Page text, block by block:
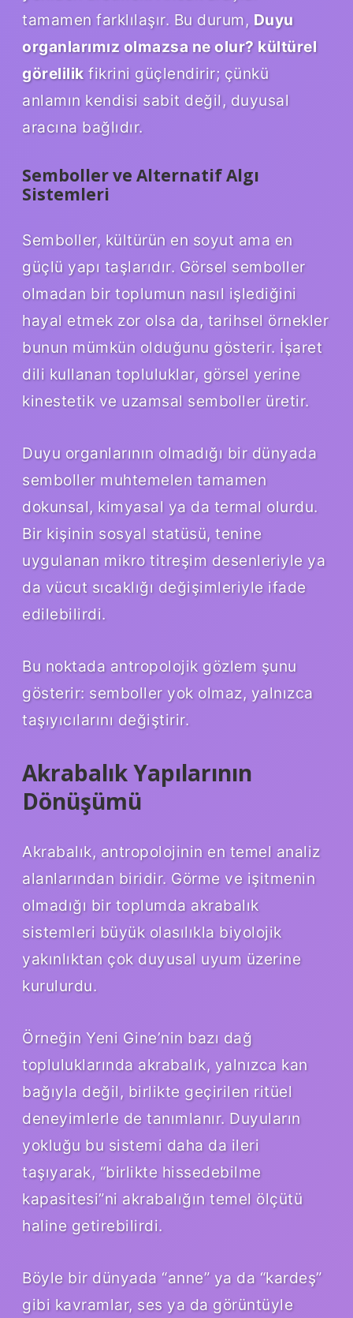
tamamen farklılaşır. Bu durum, Duyu
organlarımız olmazsa ne olur? kültürel
görelilikfikrini güçlendirir; çünkü
anlamın kendisi sabit değil, duyusal
aracına bağlıdır.
Semboller ve Alternatif Algı
Sistemleri
Semboller, kültürün en soyut ama en
güçlü yapı taşlarıdır. Görsel semboller
olmadan bir toplumun nasıl işlediğini
hayal etmek zor olsa da, tarihsel örnekler
bunun mümkün olduğunu gösterir. İşaret
dili kullanan topluluklar, görsel yerine
kinestetik ve uzamsal semboller üretir.
Duyu organlarının olmadığı bir dünyada
semboller muhtemelen tamamen
dokunsal, kimyasal ya da termal olurdu.
Bir kişinin sosyal statüsü, tenine
uygulanan mikro titreşim desenleriyle ya
da vücut sıcaklığı değişimleriyle ifade
edilebilirdi.
Bu noktada antropolojik gözlem şunu
gösterir: semboller yok olmaz, yalnızca
taşıyıcılarını değiştirir.
Akrabalık Yapılarının
Dönüşümü
Akrabalık, antropolojinin en temel analiz
alanlarından biridir. Görme ve işitmenin
olmadığı bir toplumda akrabalık
sistemleri büyük olasılıkla biyolojik
yakınlıktan çok duyusal uyum üzerine
kurulurdu.
Örneğin Yeni Gine’nin bazı dağ
topluluklarında akrabalık, yalnızca kan
bağıyla değil, birlikte geçirilen ritüel
deneyimlerle de tanımlanır. Duyuların
yokluğu bu sistemi daha da ileri
taşıyarak, “birlikte hissedebilme
kapasitesi”ni akrabalığın temel ölçütü
haline getirebilirdi.
Böyle bir dünyada “anne” ya da “kardeş”
gibi kavramlar, ses ya da görüntüyle